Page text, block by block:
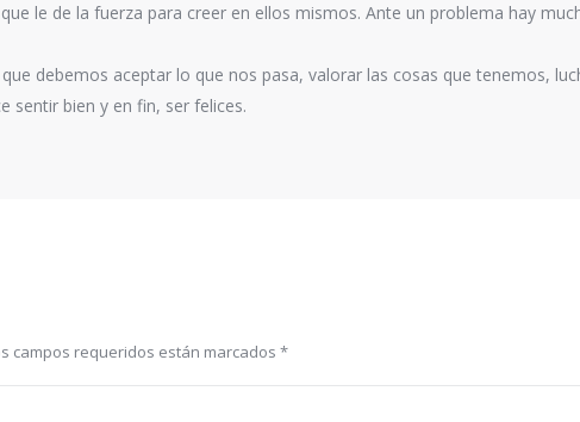
le de la fuerza para creer en ellos mismos. Ante un problema hay
debemos aceptar lo que nos pasa, valorar las cosas que tenemos,
sentir bien y en fin, ser felices.
campos requeridos están marcados *